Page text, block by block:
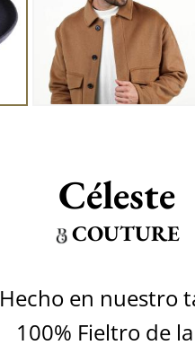
Céleste
COUTURE
Hecho en nuestro
100% Fieltro de